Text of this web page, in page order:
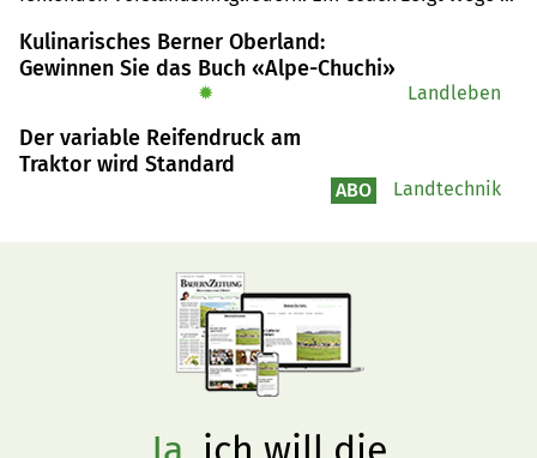
Kulinarisches Berner Oberland:
Gewinnen Sie das Buch «Alpe-Chuchi»
✹ Landleben
Der variable Reifendruck am
Traktor wird Standard
ABO Landtechnik